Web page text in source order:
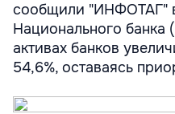
сообщили "ИНФОТАГ"
Национального банка
активах банков
54,6%, оставаясь